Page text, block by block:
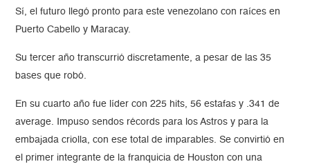
Sí, el futuro llegó pronto para este venezolano con raíces en
Puerto Cabello y Maracay.
Su tercer año transcurrió discretamente, a pesar de las 35
bases que robó.
En su cuarto año fue líder con 225 hits, 56 estafas y .341 de
average. Impuso sendos récords para los Astros y para la
embajada criolla, con ese total de imparables. Se convirtió en
el primer integrante de la franquicia de Houston con una